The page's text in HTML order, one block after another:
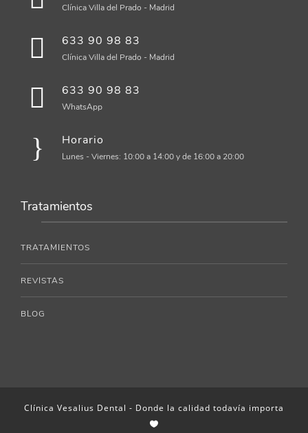
Clínica Villa del Prado - Madrid
633 90 98 83
Clínica Villa del Prado - Madrid
633 90 98 83
WhatsApp
Horario
Lunes - Viernes: 10:00 a 14:00 y de 16:00 a 20:00
Tratamientos
TRATAMIENTOS
REVISTAS
BLOG
Clínica Vesalius Dental - Donde la calidad todavía importa